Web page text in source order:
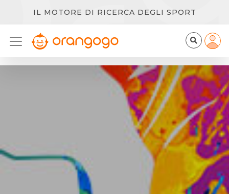
IL MOTORE DI RICERCA DEGLI SPORT